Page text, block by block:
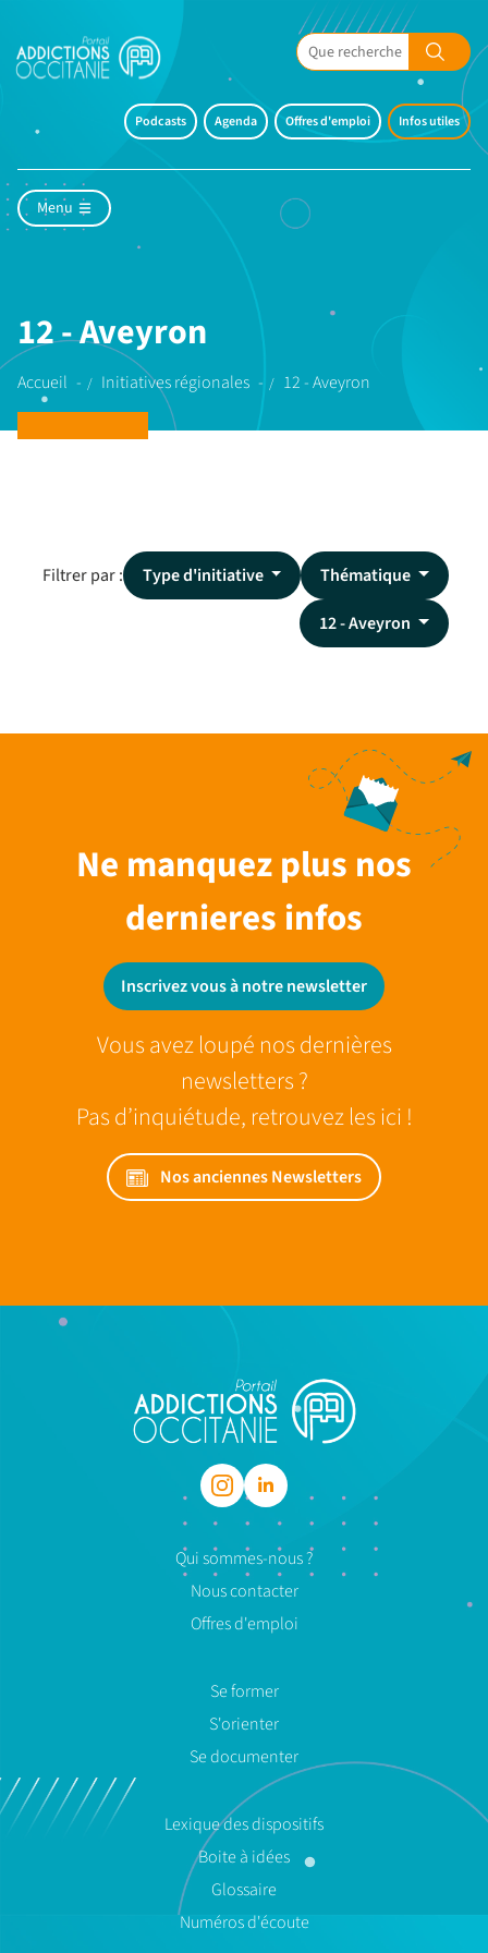
Podcasts Agenda Offres d'emploi Infos utiles
Menu
12 - Aveyron
Accueil Initiatives régionales 12 - Aveyron
Filtrer par : Type d'initiative
Thématique
12 - Aveyron
Ne manquez plus nos
dernieres infos
Inscrivez vous à notre newsletter
Vous avez loupé nos dernières
newsletters ?
Pas d’inquiétude, retrouvez les ici !
Nos anciennes Newsletters
Qui sommes-nous ?
Nous contacter
Offres d'emploi
Se former
S'orienter
Se documenter
Lexique des dispositifs
Boite à idées
Glossaire
Numéros d'écoute